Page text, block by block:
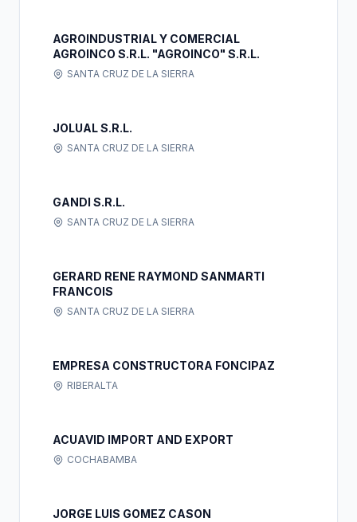
AGROINDUSTRIAL Y COMERCIAL
AGROINCO S.R.L. "AGROINCO" S.R.L.
SANTA CRUZ DE LA SIERRA
JOLUAL S.R.L.
SANTA CRUZ DE LA SIERRA
GANDI S.R.L.
SANTA CRUZ DE LA SIERRA
GERARD RENE RAYMOND SANMARTI
FRANCOIS
SANTA CRUZ DE LA SIERRA
EMPRESA CONSTRUCTORA FONCIPAZ
RIBERALTA
ACUAVID IMPORT AND EXPORT
COCHABAMBA
JORGE LUIS GOMEZ CASON